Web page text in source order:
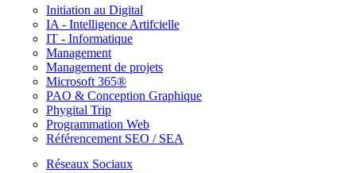
Initiation au Digital
IA - Intelligence Artifcielle
IT - Informatique
Management
Management de projets
Microsoft 365®
PAO & Conception Graphique
Phygital Trip
Programmation Web
Référencement SEO / SEA
Réseaux Sociaux